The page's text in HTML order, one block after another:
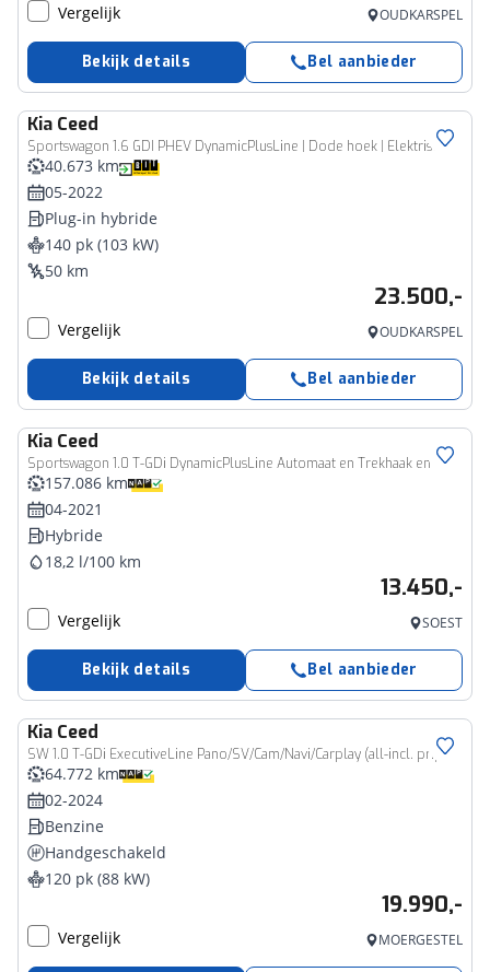
Vergelijk OUDKARSPEL
Bekijk details Bel aanbieder
Kia Ceed
Sportswagon 1.6 GDI PHEV DynamicPlusLine | Dode hoek | Elektrische achterklep | Rijklaarprijs - incl.garantie
40.673 km
05-2022
Plug-in hybride
140 pk (103 kW)
50 km
23.500,-
Vergelijk OUDKARSPEL
Bekijk details Bel aanbieder
Kia Ceed
Sportswagon 1.0 T-GDi DynamicPlusLine Automaat en Trekhaak en met zeer veel opties!!
157.086 km
04-2021
Hybride
18,2 l/100 km
13.450,-
Vergelijk SOEST
Bekijk details Bel aanbieder
Kia Ceed
SW 1.0 T-GDi ExecutiveLine Pano/SV/Cam/Navi/Carplay (all-incl. prijs)
64.772 km
02-2024
Benzine
Handgeschakeld
120 pk (88 kW)
19.990,-
Vergelijk MOERGESTEL